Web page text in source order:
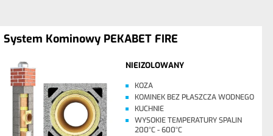
System Kominowy PEKABET FIRE
NIEIZOLOWANY
KOZA
KOMINEK BEZ PŁASZCZA WODNEGO
KUCHNIE
WYSOKIE TEMPERATURY SPALIN
200°C - 600°C